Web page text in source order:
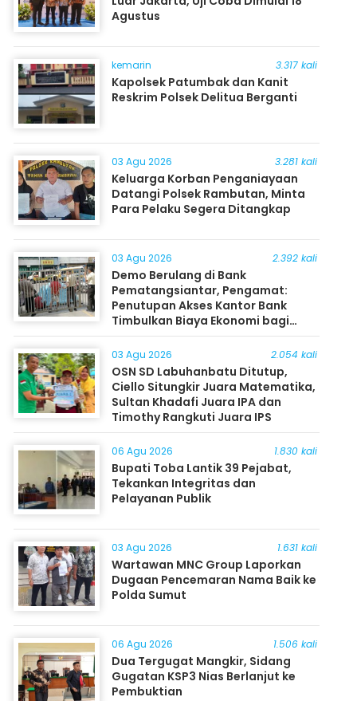
Agustus
kemarin 3.317 kali
Kapolsek Patumbak dan Kanit
Reskrim Polsek Delitua Berganti
03 Agu 2026 3.281 kali
Keluarga Korban Penganiayaan
Datangi Polsek Rambutan, Minta
Para Pelaku Segera Ditangkap
03 Agu 2026 2.392 kali
Demo Berulang di Bank
Pematangsiantar, Pengamat:
Penutupan Akses Kantor Bank
Timbulkan Biaya Ekonomi bagi
Masyarakat
03 Agu 2026 2.054 kali
OSN SD Labuhanbatu Ditutup,
Ciello Situngkir Juara Matematika,
Sultan Khadafi Juara IPA dan
Timothy Rangkuti Juara IPS
06 Agu 2026 1.830 kali
Bupati Toba Lantik 39 Pejabat,
Tekankan Integritas dan
Pelayanan Publik
03 Agu 2026 1.631 kali
Wartawan MNC Group Laporkan
Dugaan Pencemaran Nama Baik ke
Polda Sumut
06 Agu 2026 1.506 kali
Dua Tergugat Mangkir, Sidang
Gugatan KSP3 Nias Berlanjut ke
Pembuktian